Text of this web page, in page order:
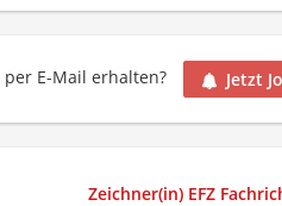
E-Mail erhalten? Jetzt
Zeichner(in) EFZ